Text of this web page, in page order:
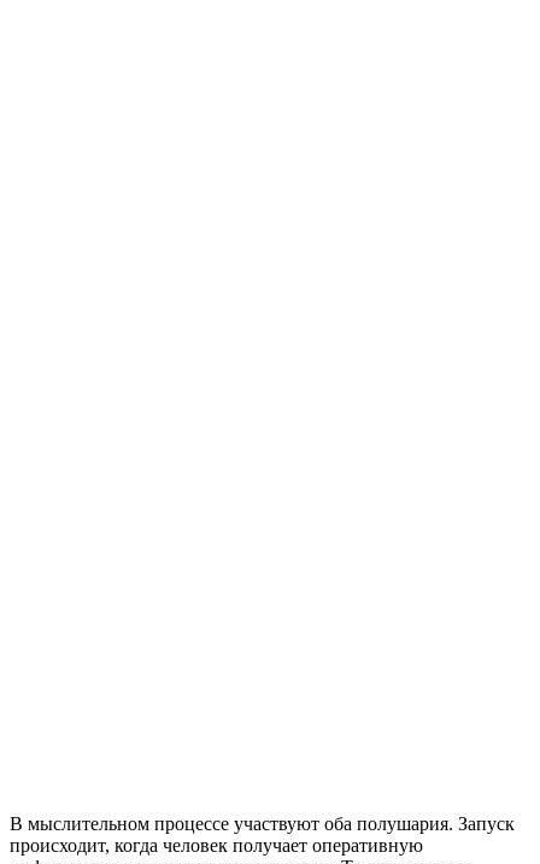
В мыслительном процессе участвуют оба полушария. Запуск
происходит, когда человек получает оперативную